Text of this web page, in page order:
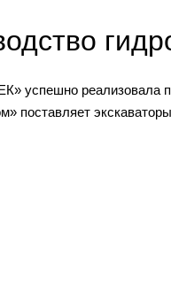
успешно реализовала
поставляет